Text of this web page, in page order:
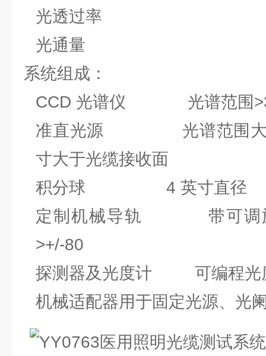
光透过率
光通量
系统组成：
CCD 光谱仪 光谱范围
准直光源 光谱范围大于
寸大于光缆接收面
积分球 4 英寸直径
定制机械导轨 带可调旋
>+/-80
探测器及光度计 可编程光
机械适配器用于固定光源、光